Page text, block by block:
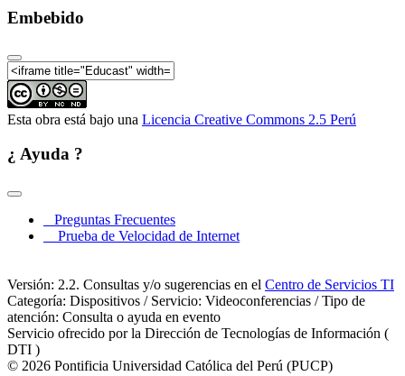
Embebido
Esta obra está bajo una Licencia Creative Commons 2.5 Perú
¿ Ayuda ?
Preguntas Frecuentes
Prueba de Velocidad de Internet
Versión: 2.2. Consultas y/o sugerencias en el Centro de Servicios TI
Categoría: Dispositivos / Servicio: Videoconferencias / Tipo de
atención: Consulta o ayuda en evento
Servicio ofrecido por la Dirección de Tecnologías de Información (
DTI )
© 2026 Pontificia Universidad Católica del Perú (PUCP)